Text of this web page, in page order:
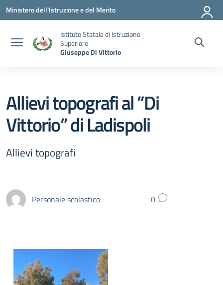
Vai ai contenuti
Vai al menu di navigazione
Vai al footer
Ministero dell'Istruzione e del Merito
Istituto Statale di Istruzione
Superiore
Giuseppe Di Vittorio
Allievi topografi al ”Di
Vittorio” di Ladispoli
Allievi topografi
Personale scolastico 0